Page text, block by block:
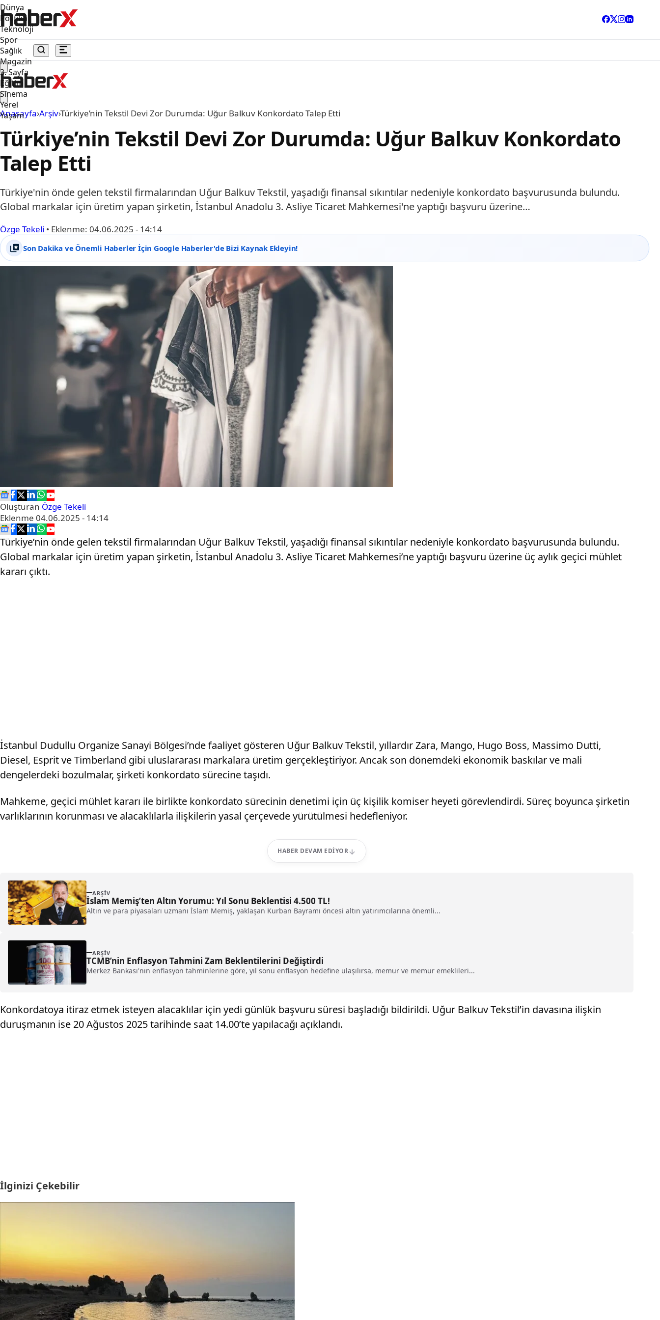
Dünya
Politika
Teknoloji
Spor
Sağlık
Magazin
3. Sayfa
Eğitim
Sinema
Yerel
Yaşam
Anasayfa›Arşiv›Türkiye’nin Tekstil Devi Zor Durumda: Uğur Balkuv Konkordato Talep Etti
Türkiye’nin Tekstil Devi Zor Durumda: Uğur Balkuv Konkordato
Talep Etti
Türkiye'nin önde gelen tekstil firmalarından Uğur Balkuv Tekstil, yaşadığı finansal sıkıntılar nedeniyle konkordato başvurusunda bulundu.
Global markalar için üretim yapan şirketin, İstanbul Anadolu 3. Asliye Ticaret Mahkemesi'ne yaptığı başvuru üzerine…
Özge Tekeli • Eklenme: 04.06.2025 - 14:14
Son Dakika ve Önemli Haberler İçin Google Haberler'de Bizi Kaynak Ekleyin!
Oluşturan Özge Tekeli
Eklenme 04.06.2025 - 14:14
Türkiye’nin önde gelen tekstil firmalarından Uğur Balkuv Tekstil, yaşadığı finansal sıkıntılar nedeniyle konkordato başvurusunda bulundu.
Global markalar için üretim yapan şirketin, İstanbul Anadolu 3. Asliye Ticaret Mahkemesi’ne yaptığı başvuru üzerine üç aylık geçici mühlet
kararı çıktı.
İstanbul Dudullu Organize Sanayi Bölgesi’nde faaliyet gösteren Uğur Balkuv Tekstil, yıllardır Zara, Mango, Hugo Boss, Massimo Dutti,
Diesel, Esprit ve Timberland gibi uluslararası markalara üretim gerçekleştiriyor. Ancak son dönemdeki ekonomik baskılar ve mali
dengelerdeki bozulmalar, şirketi konkordato sürecine taşıdı.
Mahkeme, geçici mühlet kararı ile birlikte konkordato sürecinin denetimi için üç kişilik komiser heyeti görevlendirdi. Süreç boyunca şirketin
varlıklarının korunması ve alacaklılarla ilişkilerin yasal çerçevede yürütülmesi hedefleniyor.
HABER DEVAM EDIYOR
ARŞIV
İslam Memiş’ten Altın Yorumu: Yıl Sonu Beklentisi 4.500 TL!
Altın ve para piyasaları uzmanı İslam Memiş, yaklaşan Kurban Bayramı öncesi altın yatırımcılarına önemli...
ARŞIV
TCMB’nin Enflasyon Tahmini Zam Beklentilerini Değiştirdi
Merkez Bankası'nın enflasyon tahminlerine göre, yıl sonu enflasyon hedefine ulaşılırsa, memur ve memur emeklileri...
Konkordatoya itiraz etmek isteyen alacaklılar için yedi günlük başvuru süresi başladığı bildirildi. Uğur Balkuv Tekstil’in davasına ilişkin
duruşmanın ise 20 Ağustos 2025 tarihinde saat 14.00’te yapılacağı açıklandı.
İlginizi Çekebilir